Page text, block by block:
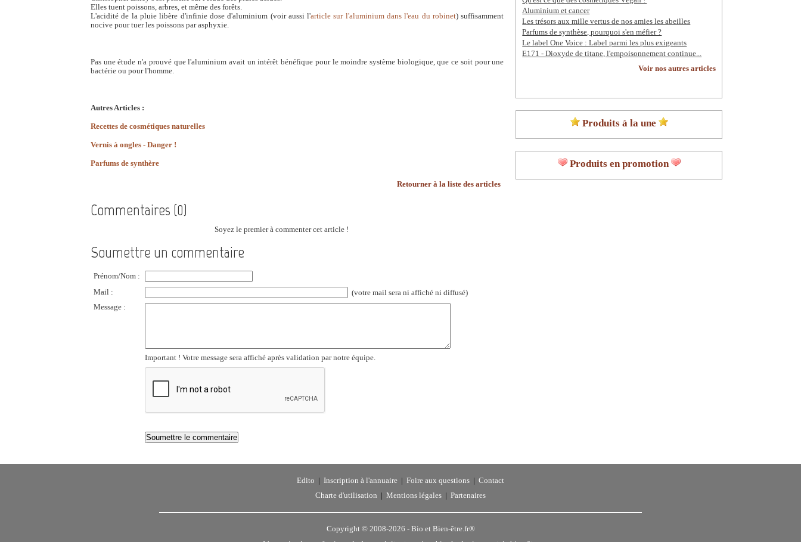
Elles tuent poissons, arbres, et même des forêts.
L'acidité de la pluie libère d'infinie dose d'aluminium (voir aussi l'article sur l'aluminium dans l'eau du robinet) suffisamment
nocive pour tuer les poissons par asphyxie.
Pas une étude n'a prouvé que l'aluminium avait un intérêt bénéfique pour le moindre système biologique, que ce soit pour une
bactérie ou pour l'homme.
Autres Articles :
Recettes de cosmétiques naturelles
Vernis à ongles - Danger !
Parfums de synthère
Retourner à la liste des articles
Commentaires (0)
Soyez le premier à commenter cet article !
Soumettre un commentaire
Prénom/Nom :
Mail :
(votre mail sera ni affiché ni diffusé)
Message :
Important ! Votre message sera affiché après validation par notre équipe.
Aluminium et cancer
Les trésors aux mille vertus de nos amies les abeilles
Parfums de synthèse, pourquoi s'en méfier ?
Le label One Voice : Label parmi les plus exigeants
E171 - Dioxyde de titane, l'empoisonnement continue...
Voir nos autres articles
Produits à la une
Produits en promotion
Edito Inscription à l'annuaire Foire aux questions
Contact
Charte d'utilisation
Mentions légales Partenaires
Copyright © 2008-2026 - Bio et Bien-être.fr®